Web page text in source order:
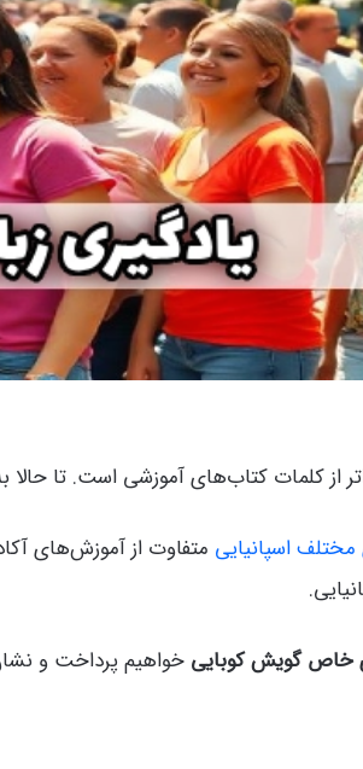
از کلمات کتاب‌های آموزشی است. تا
اسپانیایی متفاوت از آموزش‌های
خاص گویش کوبایی خواهیم پرداخت و